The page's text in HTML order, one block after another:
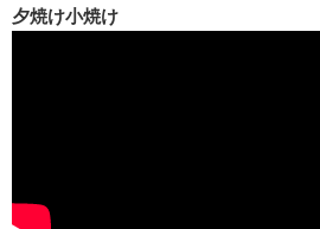
夕焼け小焼け